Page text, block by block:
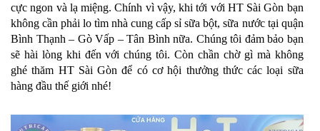
cực ngon và lạ miệng. Chính vì vậy, khi tới với HT Sài Gòn bạn
không cần phải lo tìm nhà cung cấp sỉ sữa bột, sữa nước tại quận
Bình Thạnh – Gò Vấp – Tân Bình nữa. Chúng tôi đảm bảo bạn
sẽ hài lòng khi đến với chúng tôi. Còn chần chờ gì mà không
ghé thăm HT Sài Gòn để có cơ hội thưởng thức các loại sữa
hàng đầu thế giới nhé!